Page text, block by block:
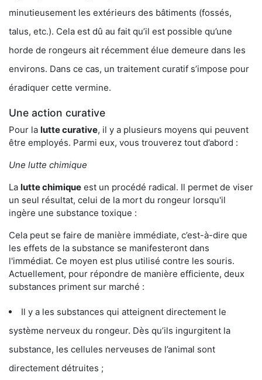
minutieusement les extérieurs des bâtiments (fossés,
talus, etc.). Cela est dû au fait qu’il est possible qu’une
horde de rongeurs ait récemment élue demeure dans les
environs. Dans ce cas, un traitement curatif s’impose pour
éradiquer cette vermine.
Une action curative
Pour la lutte curative, il y a plusieurs moyens qui peuvent
être employés. Parmi eux, vous trouverez tout d’abord :
Une lutte chimique
La lutte chimique est un procédé radical. Il permet de viser
un seul résultat, celui de la mort du rongeur lorsqu'il
ingère une substance toxique :
Cela peut se faire de manière immédiate, c’est-à-dire que
les effets de la substance se manifesteront dans
l'immédiat. Ce moyen est plus utilisé contre les souris.
Actuellement, pour répondre de manière efficiente, deux
substances priment sur marché :
Il y a les substances qui atteignent directement le
système nerveux du rongeur. Dès qu’ils ingurgitent la
substance, les cellules nerveuses de l’animal sont
directement détruites ;